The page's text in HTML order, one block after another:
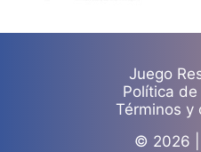
Juego
Política
Términos y
© 2026 |